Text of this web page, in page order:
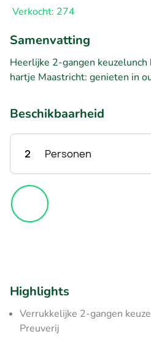
Verkocht: 274
Samenvatting
Heerlijke 2-gangen keuzelunch
hartje Maastricht: genieten in
Beschikbaarheid
2 Personen
Highlights
Verrukkelijke 2-gangen
Preuverij